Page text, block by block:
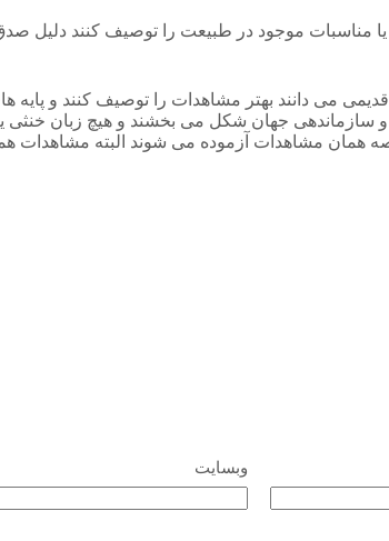
مناسبات موجود در طبیعت را توصیف کنند دلیل
می دانند بهتر مشاهدات را توصیف کنند و
سازماندهی جهان شکل می بخشند و هیچ زبان خنثی
مشاهدات آزموده می شوند البته مشاهدات
وبسایت